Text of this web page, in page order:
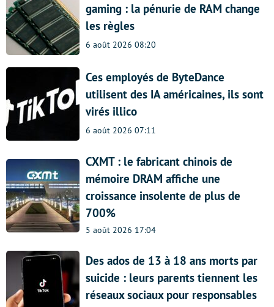
gaming : la pénurie de RAM change
les règles
6 août 2026 08:20
Ces employés de ByteDance
utilisent des IA américaines, ils sont
virés illico
6 août 2026 07:11
CXMT : le fabricant chinois de
mémoire DRAM affiche une
croissance insolente de plus de
700%
5 août 2026 17:04
Des ados de 13 à 18 ans morts par
suicide : leurs parents tiennent les
réseaux sociaux pour responsables